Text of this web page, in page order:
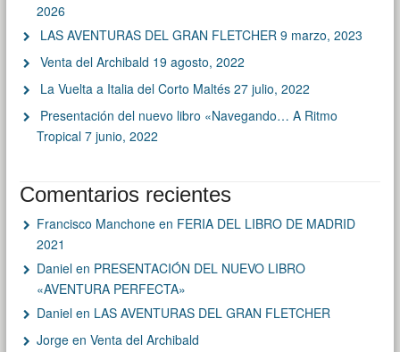
2026
LAS AVENTURAS DEL GRAN FLETCHER 9 marzo, 2023
Venta del Archibald 19 agosto, 2022
La Vuelta a Italia del Corto Maltés 27 julio, 2022
Presentación del nuevo libro «Navegando… A Ritmo
Tropical 7 junio, 2022
Comentarios recientes
Francisco Manchone en FERIA DEL LIBRO DE MADRID
2021
Daniel en PRESENTACIÓN DEL NUEVO LIBRO
«AVENTURA PERFECTA»
Daniel en LAS AVENTURAS DEL GRAN FLETCHER
Jorge enVenta del Archibald